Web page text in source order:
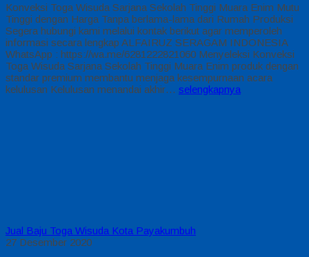
Konveksi Toga Wisuda Sarjana Sekolah Tinggi Muara Enim Mutu
Tinggi dengan Harga Tanpa berlama-lama dari Rumah Produksi
Segera hubungi kami melalui kontak berikut agar memperoleh
informasi secara lengkap ALFAIRUZ SERAGAM INDONESIA
WhatsApp : https://wa.me/6281222821060 Menyeleksi Konveksi
Toga Wisuda Sarjana Sekolah Tinggi Muara Enim produk dengan
standar premium membantu menjaga kesempurnaan acara
kelulusan Kelulusan menandai akhir… selengkapnya
Jual Baju Toga Wisuda Kota Payakumbuh
27 Desember 2020